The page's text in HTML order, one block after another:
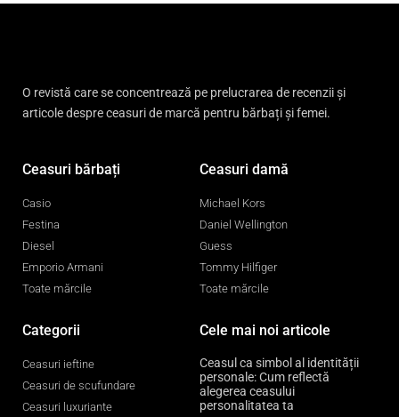
O revistă care se concentrează pe prelucrarea de recenzii și
articole despre ceasuri de marcă pentru bărbați și femei.
Ceasuri bărbați
Casio
Festina
Diesel
Emporio Armani
Toate mărcile
Ceasuri damă
Michael Kors
Daniel Wellington
Guess
Tommy Hilfiger
Toate mărcile
Categorii
Ceasuri ieftine
Ceasuri de scufundare
Ceasuri luxuriante
Cele mai noi articole
Ceasul ca simbol al identității
personale: Cum reflectă
alegerea ceasului
personalitatea ta